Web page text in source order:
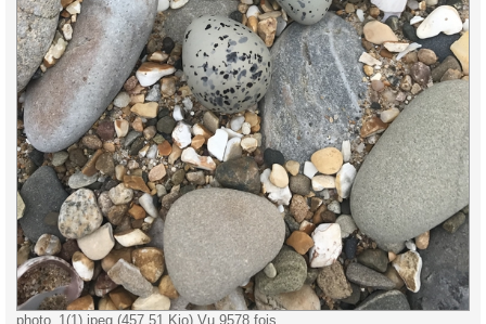
photo_1(1).jpeg (457.51 Kio) Vu 9578 fois